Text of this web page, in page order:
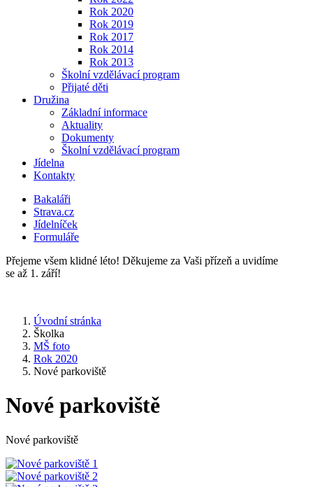
Rok 2020
Rok 2019
Rok 2017
Rok 2014
Rok 2013
Školní vzdělávací program
Přijaté děti
Družina
Základní informace
Aktuality
Dokumenty
Školní vzdělávací program
Jídelna
Kontakty
Bakaláři
Strava.cz
Jídelníček
Formuláře
Přejeme všem klidné léto! Děkujeme za Vaši přízeň a uvidíme
se až 1. září!
Úvodní stránka
Školka
MŠ foto
Rok 2020
Nové parkoviště
Nové parkoviště
Nové parkoviště